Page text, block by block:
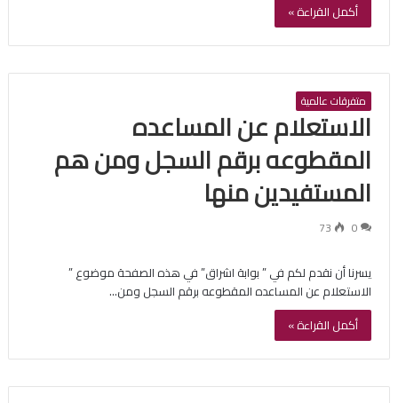
أكمل القراءة »
متفرقات عالمية
الاستعلام عن المساعده
المقطوعه برقم السجل ومن هم
المستفيدين منها
0
73
يسرنا أن نقدم لكم في ” بوابة اشراق” في هذه الصفحة موضوع ”
الاستعلام عن المساعده المقطوعه برقم السجل ومن…
أكمل القراءة »